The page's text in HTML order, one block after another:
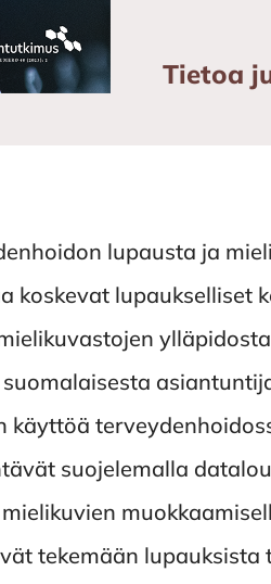
Tietoa
lupausta ja
koskevat lupaukselliset
käyttöä
suojelemalla
tekemään